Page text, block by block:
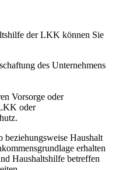
der LKK können Sie
des Unternehmens
Vorsorge oder
oder
Haushalt
erhalten
Haushaltshilfe betreffen